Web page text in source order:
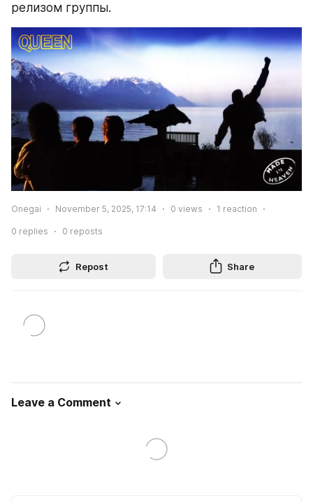
релизом группы.
Onegai November 5, 2025, 17:14 0 views 1 reaction
0 replies 0 reposts
Repost Share
Leave a Comment